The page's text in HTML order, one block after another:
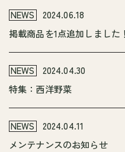
NEWS
2024.06.18
掲載商品を1点追加しました！
NEWS
2024.04.30
特集：西洋野菜
NEWS
2024.04.11
メンテナンスのお知らせ